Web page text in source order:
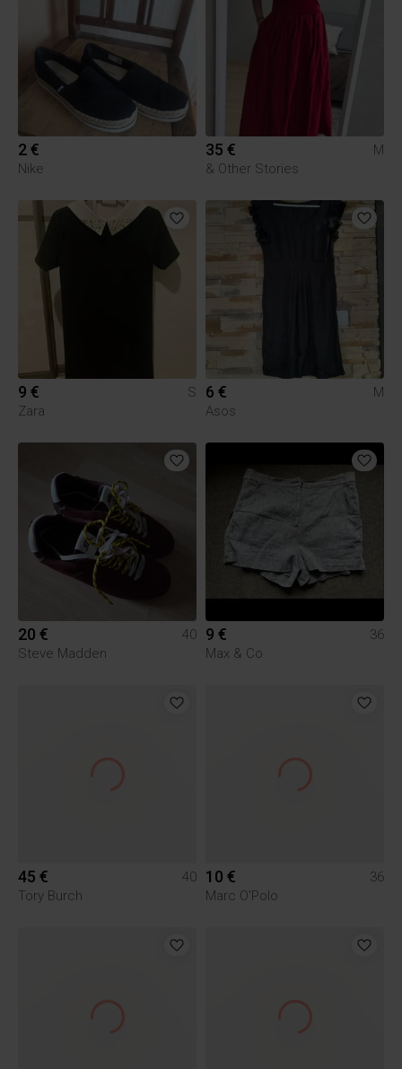
2 €
Nike
35 €
M
& Other Stories
9 €
S
Zara
6 €
M
Asos
20 €
40
Steve Madden
9 €
36
Max & Co
45 €
40
Tory Burch
10 €
36
Marc O'Polo